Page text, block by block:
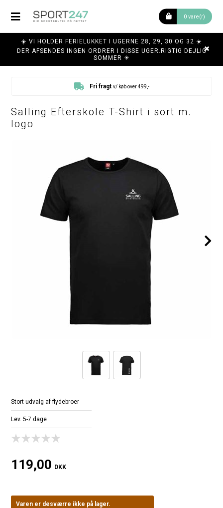
0 vare(r)
☀️ VI HOLDER FERIELUKKET I UGERNE 28, 29, 30 OG 32 ☀️
DER AFSENDES INGEN ORDRER I DISSE UGER.RIGTIG DEJLIG
SOMMER ☀
Fri fragt v/ køb over 499,-
Salling Efterskole T-Shirt i sort m.
logo
Stort udvalg af flydebroer
Lev. 5-7 dage
119,00 DKK
Varen er desværre ikke på lager.